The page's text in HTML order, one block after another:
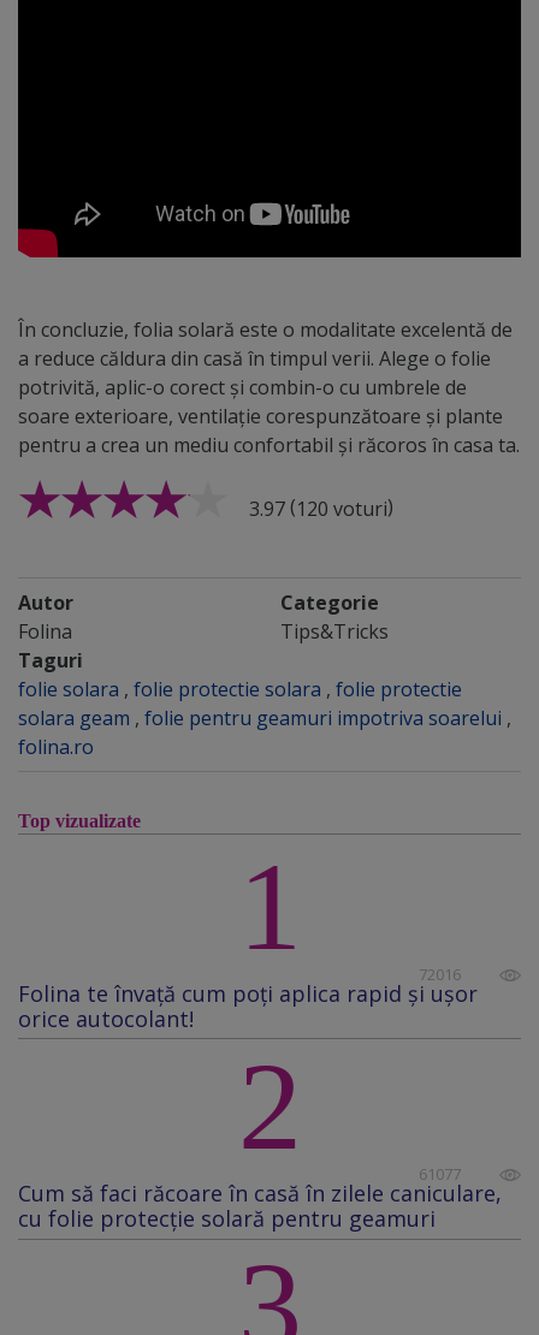
În concluzie, folia solară este o modalitate excelentă de
a reduce căldura din casă în timpul verii. Alege o folie
potrivită, aplic-o corect și combin-o cu umbrele de
soare exterioare, ventilație corespunzătoare și plante
pentru a crea un mediu confortabil și răcoros în casa ta.
3.97(120 voturi)
Autor
Folina
Categorie
Tips&Tricks
Taguri
folie solara , folie protectie solara , folie protectie
solara geam , folie pentru geamuri impotriva soarelui ,
folina.ro
Top vizualizate
1 72016
Folina te învață cum poți aplica rapid și ușor
orice autocolant!
2 61077
Cum să faci răcoare în casă în zilele caniculare,
cu folie protecţie solară pentru geamuri